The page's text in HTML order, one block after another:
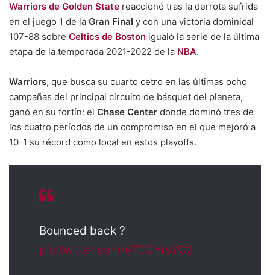
Warriors de Golden State reaccionó tras la derrota sufrida
en el juego 1 de la Gran Final y con una victoria dominical
107-88 sobre Celtics de Boston igualó la serie de la última
etapa de la temporada 2021-2022 de la NBA.
Warriors, que busca su cuarto cetro en las últimas ocho
campañas del principal circuito de básquet del planeta,
ganó en su fortín: el Chase Center donde dominó tres de
los cuatro períodos de un compromiso en el que mejoró a
10-1 su récord como local en estos playoffs.
Bounced back ?
pic.twitter.com/e7C2YrsYC2